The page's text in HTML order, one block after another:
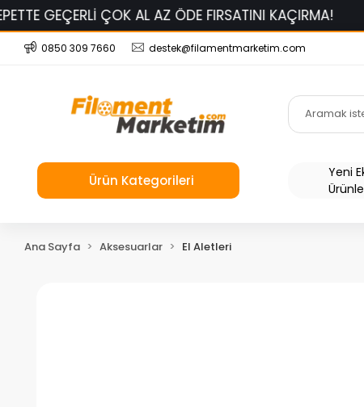
ÇOK AL AZ ÖDE FIRSATINI KAÇIRMA! BAMBU
0850 309 7660 destek@filamentmarketim.com
Ürün Kategorileri
Yeni
Ana Sayfa Aksesuarlar El Aletleri